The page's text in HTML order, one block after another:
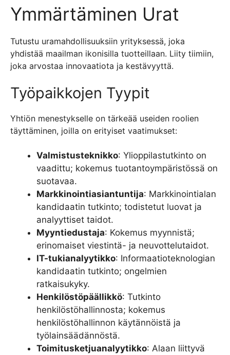
Ymmärtäminen Urat
Tutustu uramahdollisuuksiin yrityksessä, joka
yhdistää maailman ikonisilla tuotteillaan. Liity tiimiin,
joka arvostaa innovaatiota ja kestävyyttä.
Työpaikkojen Tyypit
Yhtiön menestykselle on tärkeää useiden roolien
täyttäminen, joilla on erityiset vaatimukset:
Valmistusteknikko: Ylioppilastutkinto on
vaadittu; kokemus tuotantoympäristössä on
suotavaa.
Markkinointiasiantuntija: Markkinointialan
kandidaatin tutkinto; todistetut luovat ja
analyyttiset taidot.
Myyntiedustaja: Kokemus myynnistä;
erinomaiset viestintä- ja neuvottelutaidot.
IT-tukianalyytikko: Informaatioteknologian
kandidaatin tutkinto; ongelmien
ratkaisukyky.
Henkilöstöpäällikkö: Tutkinto
henkilöstöhallinnosta; kokemus
henkilöstöhallinnon käytännöistä ja
työlainsäädännöstä.
Toimitusketjuanalyytikko: Alaan liittyvä